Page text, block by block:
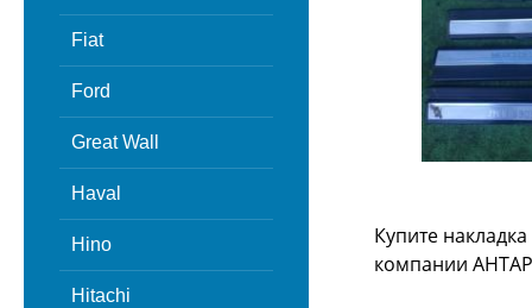
Fiat
Ford
Great Wall
Haval
Hino
Hitachi
Купите
компании